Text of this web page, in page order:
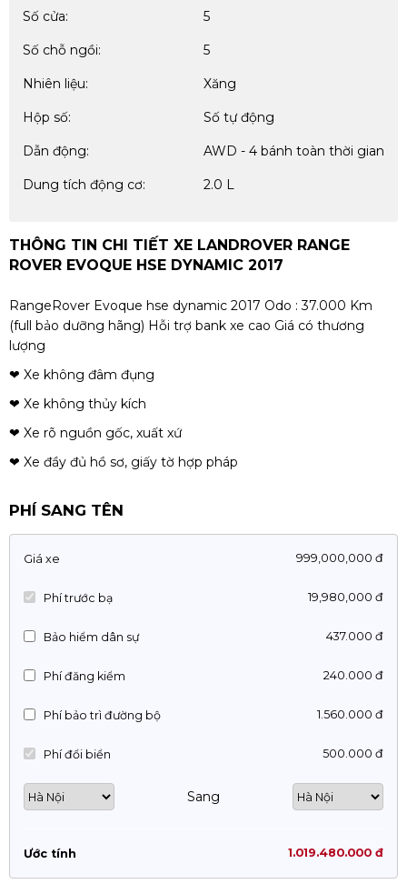
Số cửa: 5
Số chỗ ngồi: 5
Nhiên liệu: Xăng
Hộp số: Số tự động
Dẫn động: AWD - 4 bánh toàn thời gian
Dung tích động cơ: 2.0 L
THÔNG TIN CHI TIẾT XE LANDROVER RANGE
ROVER EVOQUE HSE DYNAMIC 2017
RangeRover Evoque hse dynamic 2017 Odo : 37.000 Km
(full bảo dưỡng hãng) Hỗi trợ bank xe cao Giá có thương
lượng
❤ Xe không đâm đụng
❤ Xe không thủy kích
❤ Xe rõ nguồn gốc, xuất xứ
❤ Xe đầy đủ hồ sơ, giấy tờ hợp pháp
PHÍ SANG TÊN
Giá xe 999,000,000 đ
Phí trước bạ 19,980,000 đ
Bảo hiểm dân sự 437.000 đ
Phí đăng kiểm 240.000 đ
Phí bảo trì đường bộ 1.560.000 đ
Phí đổi biển 500.000 đ
Sang
Ước tính 1.019.480.000 đ